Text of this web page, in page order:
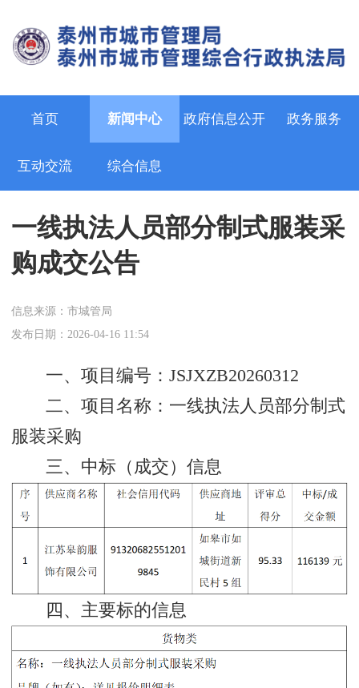
首页 新闻中心 政府信息公开 政务服务
互动交流 综合信息
一线执法人员部分制式服装采
购成交公告
信息来源：市城管局
发布日期：2026-04-16 11:54
一、项目编号：JSJXZB20260312
二、项目名称：一线执法人员部分制式
服装采购
三、中标（成交）信息
四、主要标的信息